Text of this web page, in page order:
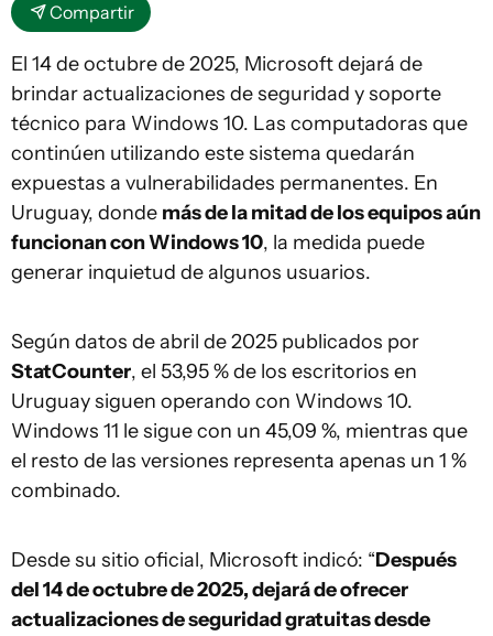
Compartir
El 14 de octubre de 2025, Microsoft dejará de
brindar actualizaciones de seguridad y soporte
técnico para Windows 10. Las computadoras que
continúen utilizando este sistema quedarán
expuestas a vulnerabilidades permanentes. En
Uruguay, donde más de la mitad de los equipos aún
funcionan con Windows 10, la medida puede
generar inquietud de algunos usuarios.
Según datos de abril de 2025 publicados por
StatCounter, el 53,95 % de los escritorios en
Uruguay siguen operando con Windows 10.
Windows 11 le sigue con un 45,09 %, mientras que
el resto de las versiones representa apenas un 1 %
combinado.
Desde su sitio oficial, Microsoft indicó: “Después
del 14 de octubre de 2025, dejará de ofrecer
actualizaciones de seguridad gratuitas desde